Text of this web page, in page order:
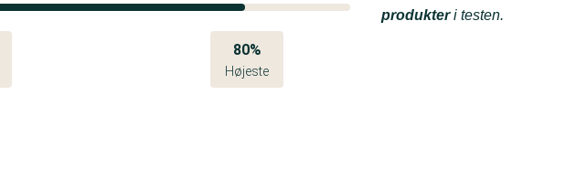
80%
Højeste
produkteri testen.